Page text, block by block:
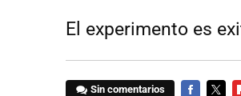
El experimento es
Sin comentarios